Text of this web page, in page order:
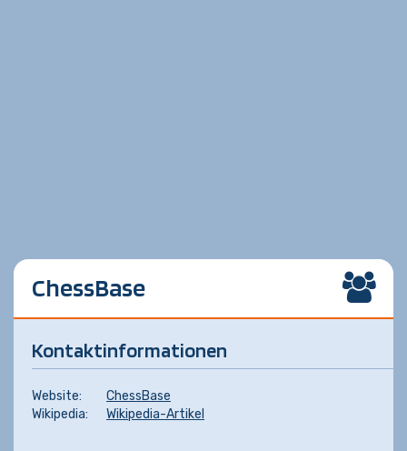
ChessBase
Kontaktinformationen
Website:
ChessBase
Wikipedia:
Wikipedia-Artikel